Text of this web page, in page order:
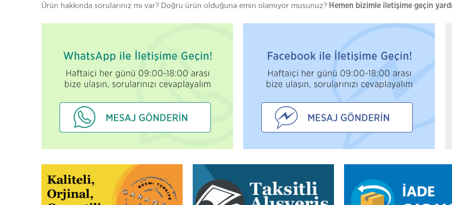
Ürün hakkında sorularınız mı var? Doğru ürün olduğuna emin olamıyor musunuz? Hemen bizimle iletişime geçin